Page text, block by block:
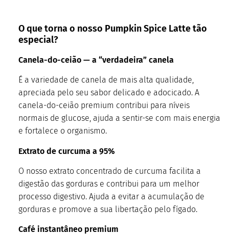
O que torna o nosso Pumpkin Spice Latte tão
especial?
Canela-do-ceião — a “verdadeira” canela
É a variedade de canela de mais alta qualidade,
apreciada pelo seu sabor delicado e adocicado. A
canela-do-ceião premium contribui para níveis
normais de glucose, ajuda a sentir-se com mais energia
e fortalece o organismo.
Extrato de curcuma a 95%
O nosso extrato concentrado de curcuma facilita a
digestão das gorduras e contribui para um melhor
processo digestivo. Ajuda a evitar a acumulação de
gorduras e promove a sua libertação pelo fígado.
Café instantâneo premium